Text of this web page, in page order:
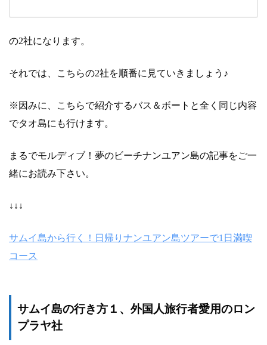
の2社になります。
それでは、こちらの2社を順番に見ていきましょう♪
※因みに、こちらで紹介するバス＆ボートと全く同じ内容
でタオ島にも行けます。
まるでモルディブ！夢のビーチナンユアン島の記事をご一
緒にお読み下さい。
↓↓↓
サムイ島から行く！日帰りナンユアン島ツアーで1日満喫
コース
サムイ島の行き方１、外国人旅行者愛用のロン
プラヤ社